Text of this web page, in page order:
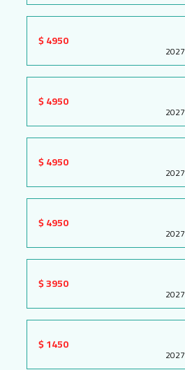
4950 $
4950 $
4950 $
4950 $
3950 $
1450 $